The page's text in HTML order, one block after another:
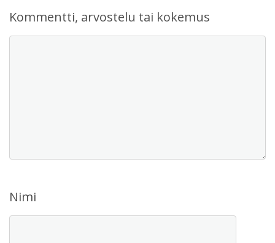
Kommentti, arvostelu tai kokemus
Nimi